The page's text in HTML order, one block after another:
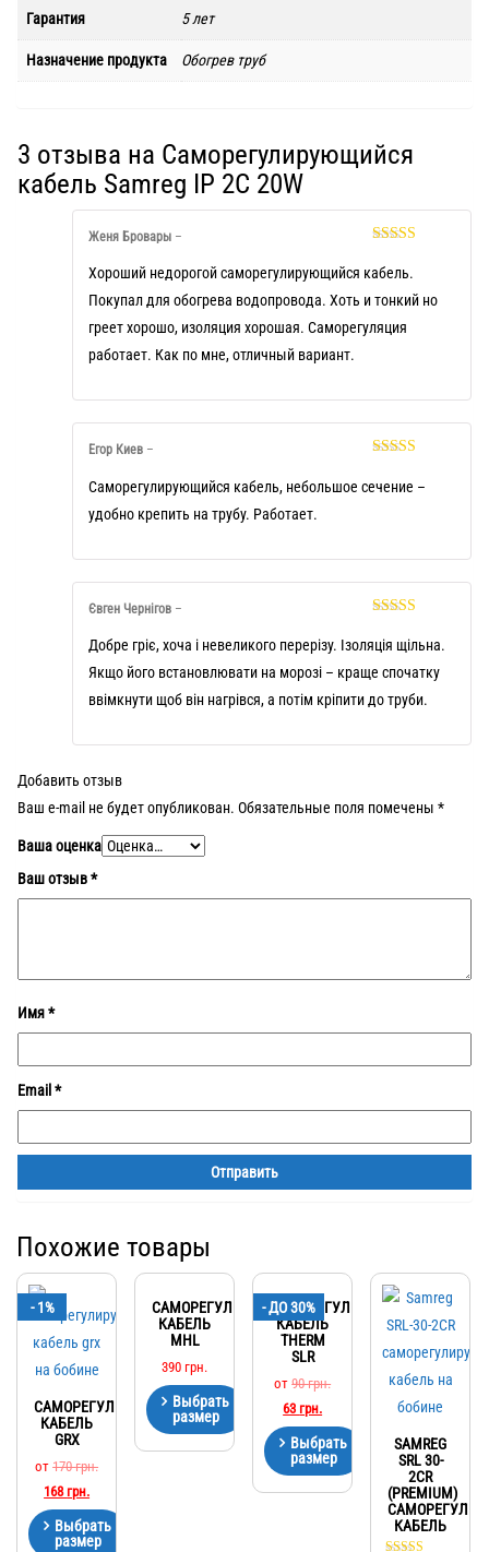
Гарантия 5 лет
Назначение продукта Обогрев труб
3 отзыва на Саморегулирующийся
кабель Samreg IP 2C 20W
5
Женя Бровары –
Хороший недорогой саморегулирующийся кабель.
Покупал для обогрева водопровода. Хоть и тонкий но
греет хорошо, изоляция хорошая. Саморегуляция
работает. Как по мне, отличный вариант.
5
Егор Киев –
Саморегулирующийся кабель, небольшое сечение –
удобно крепить на трубу. Работает.
5
Євген Чернігов –
Добре гріє, хоча і невеликого перерізу. Ізоляція щільна.
Якщо його встановлювати на морозі – краще спочатку
ввімкнути щоб він нагрівся, а потім кріпити до труби.
Добавить отзыв
Ваш e-mail не будет опубликован. Обязательные поля помечены *
Ваша оценка
Ваш отзыв*
Имя*
Email *
Похожие товары
- 1%
САМОРЕГУЛИРУЮЩИЙСЯ
КАБЕЛЬ
GRX
от170грн.
168 грн.
Выбрать
размер
САМОРЕГУЛИРУЮЩИЙСЯ
КАБЕЛЬ
MHL
390 грн.
Выбрать
размер
- ДО 30%
САМОРЕГУЛИРУЮЩИЙСЯ
КАБЕЛЬ
THERM
SLR
от90грн.
63 грн.
Выбрать
размер
SAMREG
SRL 30-
2CR
(PREMIUM)
КАБЕЛЬ